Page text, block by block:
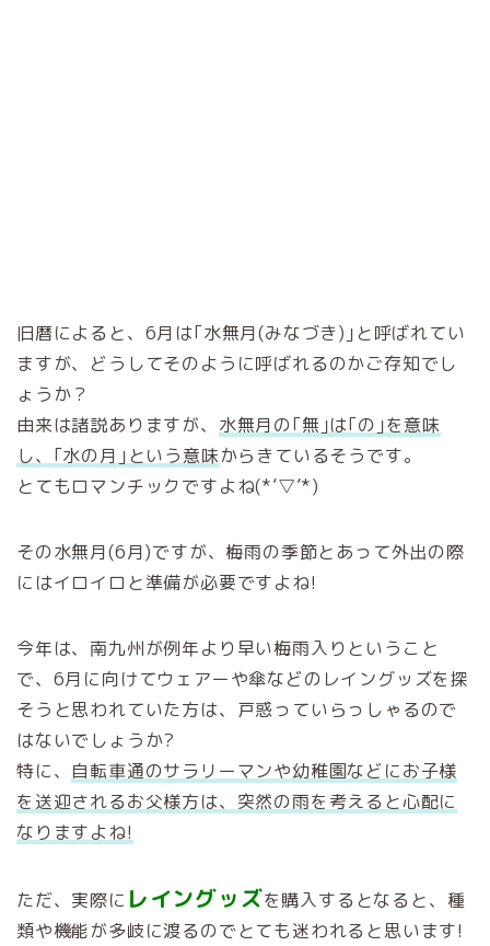
旧暦によると、6月は｢水無月(みなづき)｣と呼ばれてい
ますが、どうしてそのように呼ばれるのかご存知でし
ょうか？
由来は諸説ありますが、 水無月の｢無｣は｢の｣を意味
し、｢水の月｣という意味からきているそうです。
とてもロマンチックですよね(*’▽’*)
その水無月(6月)ですが、梅雨の季節とあって外出の際
にはイロイロと準備が必要ですよね!
今年は、南九州が例年より早い梅雨入りということ
で、6月に向けてウェアーや傘などのレイングッズを探
そうと思われていた方は、戸惑っていらっしゃるので
はないでしょうか?
特に、 自転車通のサラリーマンや幼稚園などにお子様
を送迎されるお父様方は、突然の雨を考えると心配に
なりますよね!
ただ、実際に レイングッズを購入するとなると、種
類や機能が多岐に渡るのでとても迷われると思います!